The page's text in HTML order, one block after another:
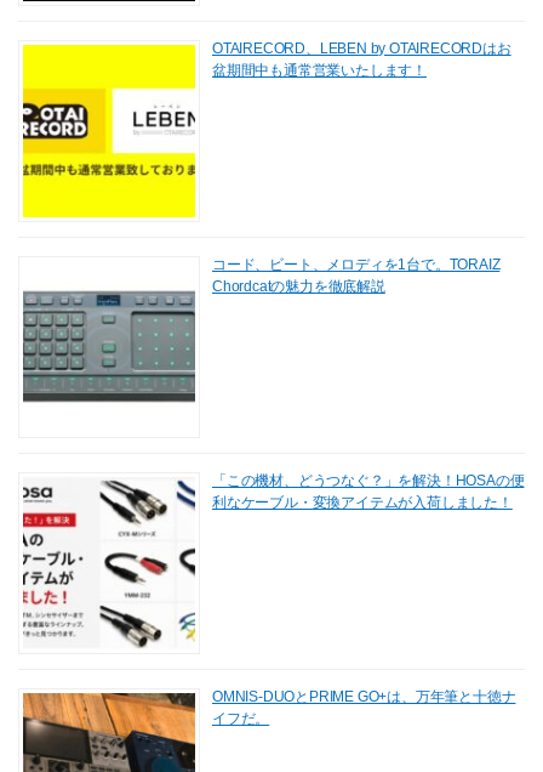
OTAIRECORD、LEBEN by OTAIRECORDはお
盆期間中も通常営業いたします！
コード、ビート、メロディを1台で。TORAIZ
Chordcatの魅力を徹底解説
「この機材、どうつなぐ？」を解決！HOSAの便
利なケーブル・変換アイテムが入荷しました！
OMNIS-DUOとPRIME GO+は、万年筆と十徳ナ
イフだ。